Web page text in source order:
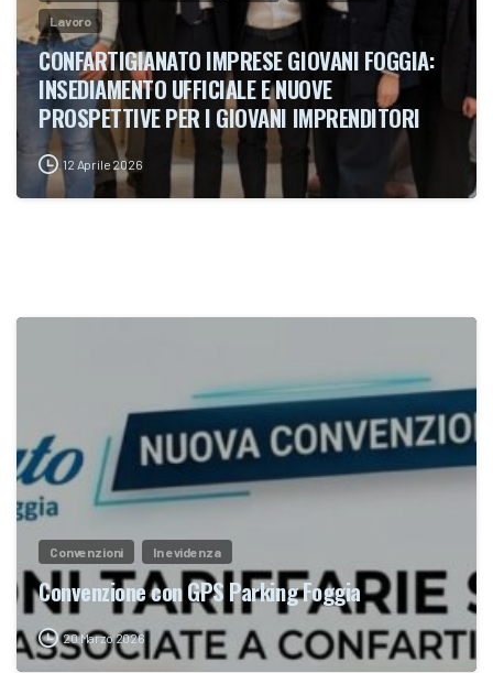
Lavoro
CONFARTIGIANATO IMPRESE GIOVANI FOGGIA:
INSEDIAMENTO UFFICIALE E NUOVE
PROSPETTIVE PER I GIOVANI IMPRENDITORI
12 Aprile 2026
Convenzioni In evidenza
Convenzione con GPS Parking Foggia
20 Marzo 2026